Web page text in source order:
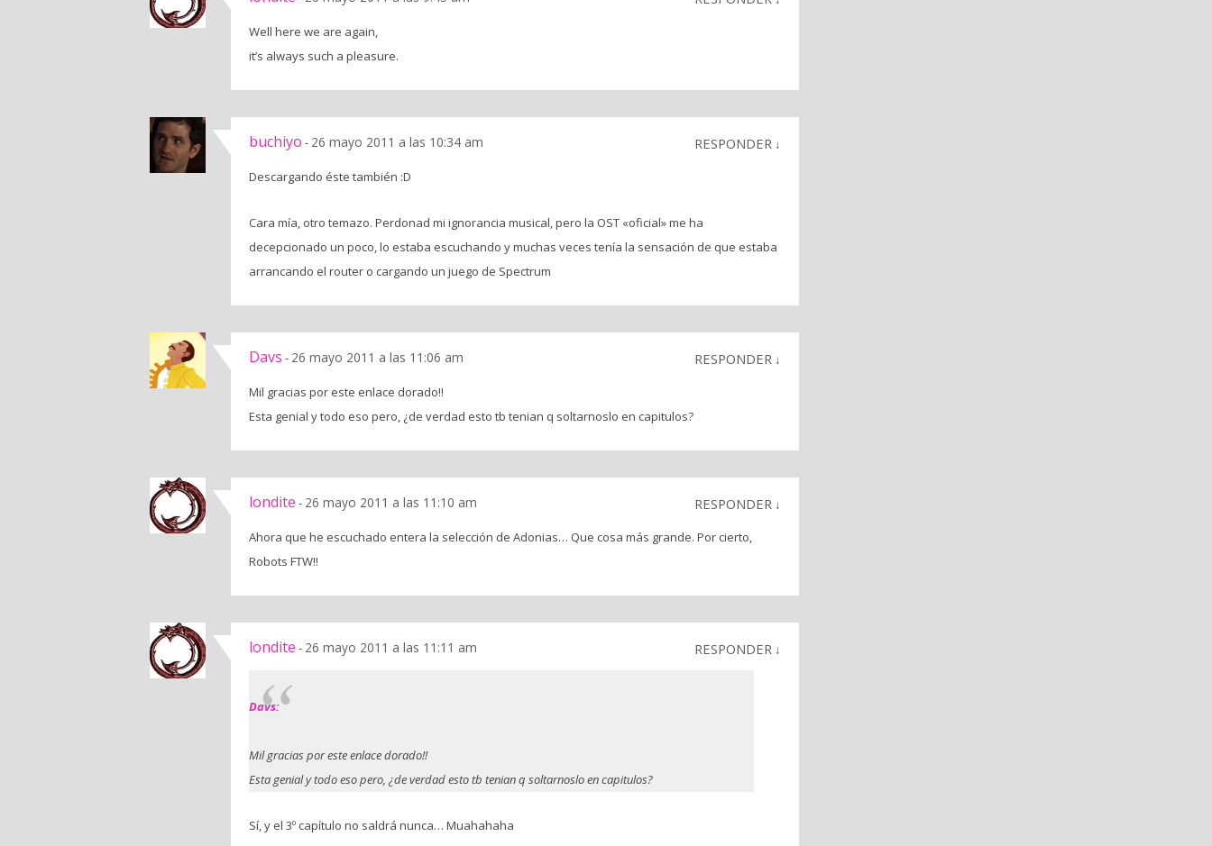
Well here we are again,
it’s always such a pleasure.
buchiyo - 26 mayo 2011 a las 10:34 am RESPONDER ↓
Descargando éste también :D
Cara mía, otro temazo. Perdonad mi ignorancia musical, pero la OST «oficial» me ha
decepcionado un poco, lo estaba escuchando y muchas veces tenía la sensación de que estaba
arrancando el router o cargando un juego de Spectrum
Davs - 26 mayo 2011 a las 11:06 am RESPONDER ↓
Mil gracias por este enlace dorado!!
Esta genial y todo eso pero, ¿de verdad esto tb tenian q soltarnoslo en capitulos?
londite - 26 mayo 2011 a las 11:10 am RESPONDER ↓
Ahora que he escuchado entera la selección de Adonias… Que cosa más grande. Por cierto,
Robots FTW!!
londite - 26 mayo 2011 a las 11:11 am RESPONDER ↓
Davs:
Mil gracias por este enlace dorado!!
Esta genial y todo eso pero, ¿de verdad esto tb tenian q soltarnoslo en capitulos?
Sí, y el 3º capítulo no saldrá nunca… Muahahaha